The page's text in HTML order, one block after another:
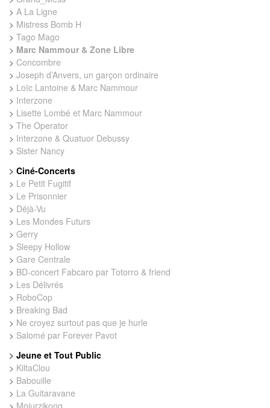
> A La Ligne
> Mistress Bomb H
> Tago Mago
> Marc Nammour & Zone Libre
> Concombre
> Joseph d’Anvers, un garçon ordinaire
> Loïc Lantoine & Marc Nammour
> Interzone
> Lisette Lombé et Marc Nammour
> The Operator
> Interzone & Quatuor Debussy
> Sister Nancy
> Ciné-Concerts
> Le Petit Fugitif
> Le Prisonnier
> Déjà-Vu
> Les Mondes Futurs
> Gerry
> Sleepy Hollow
> Gare Centrale
> BD-concert Fabcaro par Totorro & friend
> Les Délivrés
> RoboCop
> Breaking Bad
> Ne croyez surtout pas que je hurle
> Salomé par Forever Pavot
> Jeune et Tout Public
> KiltaClou
> Babouille
> La Guitaravane